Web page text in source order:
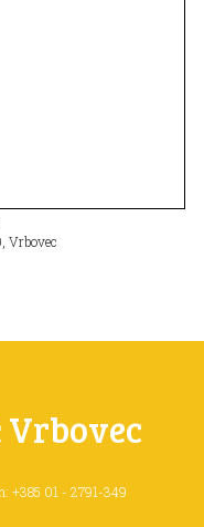
Vrbovec
+385 01 - 2791-349